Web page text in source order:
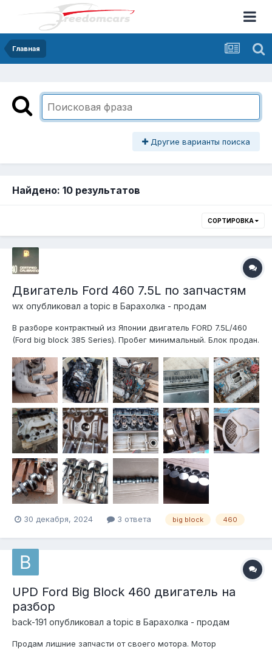
Главная
Другие варианты поиска
Найдено: 10 результатов
СОРТИРОВКА
Двигатель Ford 460 7.5L по запчастям
wx опубликовал a topic в Барахолка - продам
В разборе контрактный из Японии двигатель FORD 7.5L/460
(Ford big block 385 Series). Пробег минимальный. Блок продан.
впуск, выпуск, шатуны с поршнями, топливная рампа,
генератор, компрессор кондиционера, мозги (впрыск + АКПП
E4...
30 декабря, 2024 3 ответа big block 460
UPD Ford Big Block 460 двигатель на
разбор
back-191 опубликовал a topic в Барахолка - продам
Продам лишние запчасти от своего мотора. Мотор